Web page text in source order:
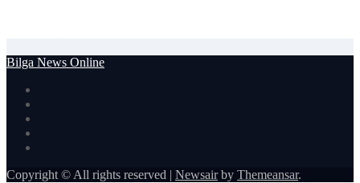
Bilga News Online
Copyright © All rights reserved | Newsairby Themeansar.